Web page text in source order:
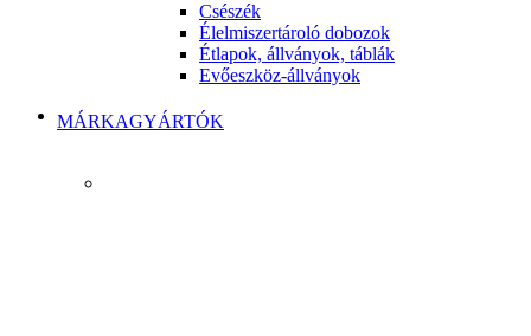
Csészék
Élelmiszertároló dobozok
Étlapok, állványok, táblák
Evőeszköz-állványok
MÁRKAGYÁRTÓK